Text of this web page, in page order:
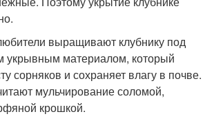
выращивают клубнику под
укрывным материалом, который
сорняков и сохраняет влагу в почве.
мульчирование соломой,
крошкой.